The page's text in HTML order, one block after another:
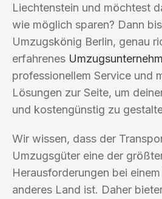
Liechtenstein und möchtest
wie möglich sparen? Dann
Umzugskönig Berlin, genau
erfahrenes
professionellem Service und
Lösungen zur Seite, um
und kostengünstig zu
Wir wissen, dass der
Umzugsgüter eine der
Herausforderungen bei
anderes Land ist. Daher